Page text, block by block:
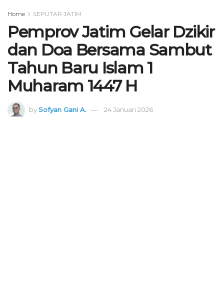
Home SEPUTAR JATIM
Pemprov Jatim Gelar Dzikir
dan Doa Bersama Sambut
Tahun Baru Islam 1
Muharam 1447 H
bySofyan Gani A. 24 Januari 2026